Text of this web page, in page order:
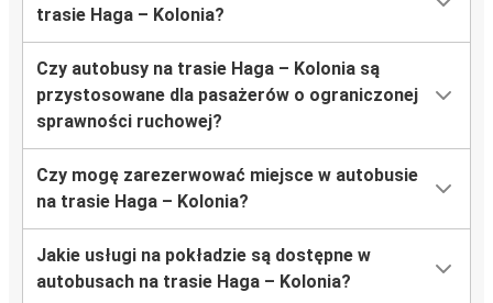
trasie Haga – Kolonia?
Czy autobusy na trasie Haga – Kolonia są
przystosowane dla pasażerów o ograniczonej
sprawności ruchowej?
Czy mogę zarezerwować miejsce w autobusie
na trasie Haga – Kolonia?
Jakie usługi na pokładzie są dostępne w
autobusach na trasie Haga – Kolonia?